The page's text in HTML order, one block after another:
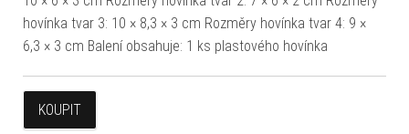
hovínka tvar 3: 10 × 8,3 × 3 cm Rozměry hovínka tvar 4: 9 ×
6,3 × 3 cm Balení obsahuje: 1 ks plastového hovínka
KOUPIT